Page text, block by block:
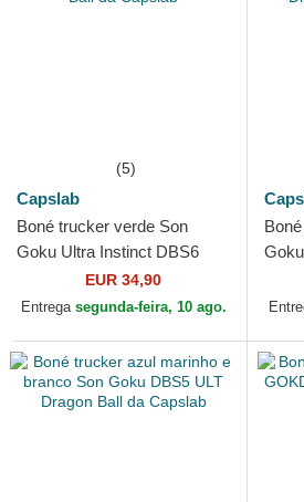
(5)
Capslab
Boné trucker verde Son
Goku Ultra Instinct DBS6
ULT Dragon Ball da Capslab
EUR 34,90
Entrega segunda-feira, 10 ago.